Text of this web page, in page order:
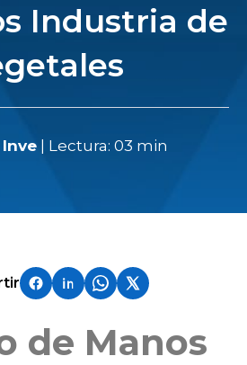
Industria de
| Lectura: 03 min
de Manos